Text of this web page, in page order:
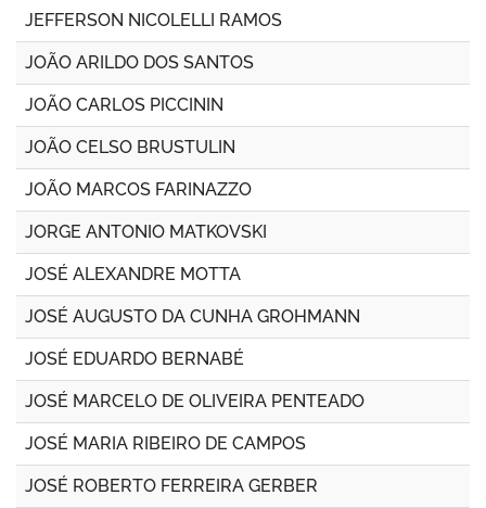
JEFFERSON NICOLELLI RAMOS
JOÃO ARILDO DOS SANTOS
JOÃO CARLOS PICCININ
JOÃO CELSO BRUSTULIN
JOÃO MARCOS FARINAZZO
JORGE ANTONIO MATKOVSKI
JOSÉ ALEXANDRE MOTTA
JOSÉ AUGUSTO DA CUNHA GROHMANN
JOSÉ EDUARDO BERNABÉ
JOSÉ MARCELO DE OLIVEIRA PENTEADO
JOSÉ MARIA RIBEIRO DE CAMPOS
JOSÉ ROBERTO FERREIRA GERBER